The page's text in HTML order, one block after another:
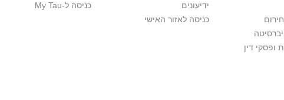
ופסקי דין
ידיעונים
כניסה לאזור האישי
כניסה ל-My Tau